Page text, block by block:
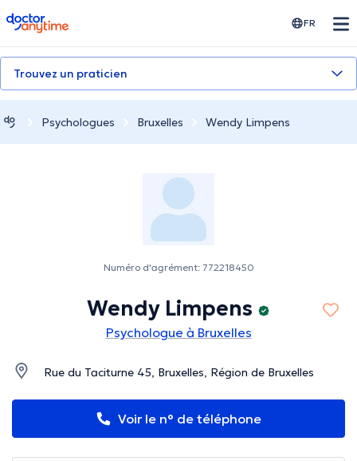
doctoranytime FR
Trouvez un praticien
Psychologues Bruxelles Wendy Limpens
Numéro d'agrément: 772218450
Wendy Limpens
Psychologue à Bruxelles
Rue du Taciturne 45, Bruxelles, Région de Bruxelles
Voir le n° de téléphone